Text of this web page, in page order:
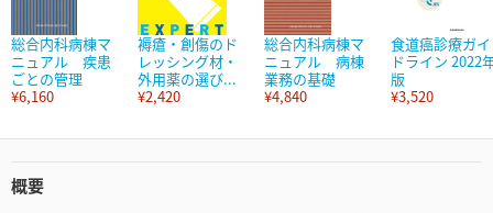
総合内科病棟マ
ニュアル 疾患
ごとの管理
¥6,160
褥瘡・創傷のド
レッシング材・
外用薬の選び...
¥2,420
総合内科病棟マ
ニュアル 病棟
業務の基礎
¥4,840
食道癌診療ガイ
ドライン 2022
版
¥3,520
概要